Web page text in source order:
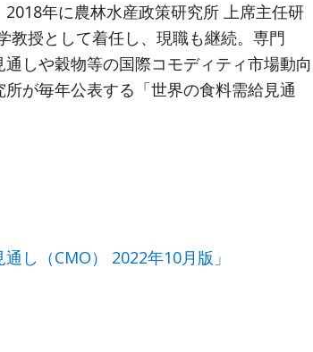
年に農林水産政策研究所 上席主任研
教授として着任し、現職も継続。専門
しや穀物等の国際コモディティ市場動向
が毎年公表する「世界の食料需給見通
し（CMO） 2022年10月版」